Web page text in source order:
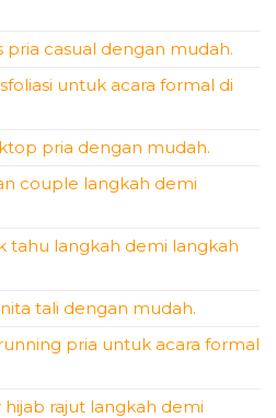
pria casual dengan mudah.
untuk acara formal di
pria dengan mudah.
couple langkah demi
tahu langkah demi langkah
tali dengan mudah.
pria untuk acara formal
rajut langkah demi